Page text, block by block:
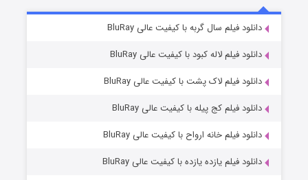
قسمت6 (زیرنویس) منتشر شد دانلود فیلم سال گربه با کیفیت عالی BluRay
دانلود فیلم لاله کبود با کیفیت عالی BluRay
دانلود فیلم لاک پشت با کیفیت عالی BluRay
دانلود فیلم کج‌ پیله با کیفیت عالی BluRay
دانلود فیلم خانه ارواح با کیفیت عالی BluRay
دانلود فیلم یازده یازده با کیفیت عالی BluRay